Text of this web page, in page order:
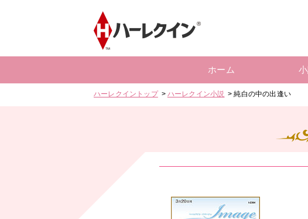
ホーム
ハーレクイントップ ハーレクイン小説 純白の中の出逢い